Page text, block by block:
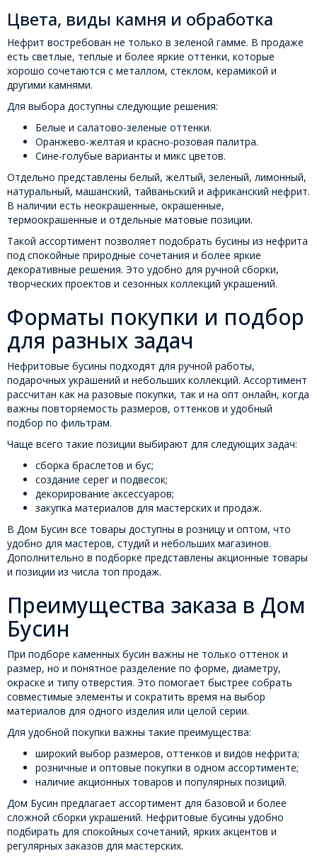
Цвета, виды камня и обработка
Нефрит востребован не только в зеленой гамме. В продаже
есть светлые, теплые и более яркие оттенки, которые
хорошо сочетаются с металлом, стеклом, керамикой и
другими камнями.
Для выбора доступны следующие решения:
Белые и салатово-зеленые оттенки.
Оранжево-желтая и красно-розовая палитра.
Сине-голубые варианты и микс цветов.
Отдельно представлены белый, желтый, зеленый, лимонный,
натуральный, машанский, тайваньский и африканский нефрит.
В наличии есть неокрашенные, окрашенные,
термоокрашенные и отдельные матовые позиции.
Такой ассортимент позволяет подобрать бусины из нефрита
под спокойные природные сочетания и более яркие
декоративные решения. Это удобно для ручной сборки,
творческих проектов и сезонных коллекций украшений.
Форматы покупки и подбор
для разных задач
Нефритовые бусины подходят для ручной работы,
подарочных украшений и небольших коллекций. Ассортимент
рассчитан как на разовые покупки, так и на опт онлайн, когда
важны повторяемость размеров, оттенков и удобный
подбор по фильтрам.
Чаще всего такие позиции выбирают для следующих задач:
сборка браслетов и бус;
создание серег и подвесок;
декорирование аксессуаров;
закупка материалов для мастерских и продаж.
В Дом Бусин все товары доступны в розницу и оптом, что
удобно для мастеров, студий и небольших магазинов.
Дополнительно в подборке представлены акционные товары
и позиции из числа топ продаж.
Преимущества заказа в Дом
Бусин
При подборе каменных бусин важны не только оттенок и
размер, но и понятное разделение по форме, диаметру,
окраске и типу отверстия. Это помогает быстрее собрать
совместимые элементы и сократить время на выбор
материалов для одного изделия или целой серии.
Для удобной покупки важны такие преимущества:
широкий выбор размеров, оттенков и видов нефрита;
розничные и оптовые покупки в одном ассортименте;
наличие акционных товаров и популярных позиций.
Дом Бусин предлагает ассортимент для базовой и более
сложной сборки украшений. Нефритовые бусины удобно
подбирать для спокойных сочетаний, ярких акцентов и
регулярных заказов для мастерских.